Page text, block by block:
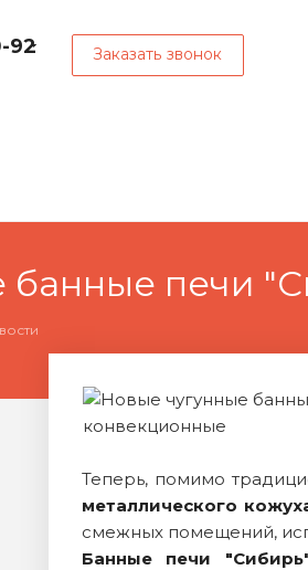
92 Заказать звонок
банные печи
Теперь, помимо
металлического
смежных помещений,
Банные печи